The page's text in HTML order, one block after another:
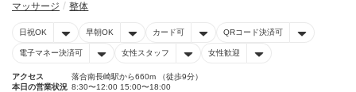
マッサージ 整体
日祝OK 早朝OK カード可 QRコード決済可
電子マネー決済可 女性スタッフ 女性歓迎
アクセス
落合南長崎駅から660m （徒歩9分）
本日の営業状況 8:30〜12:00 15:00〜18:00